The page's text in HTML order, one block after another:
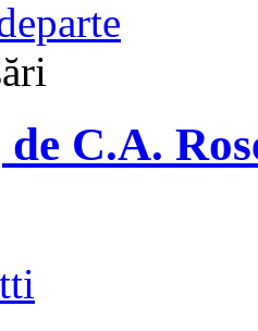
de C.A.